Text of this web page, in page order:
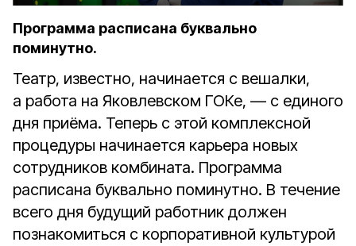
Программа расписана буквально
поминутно.
Театр, известно, начинается с вешалки,
а работа на Яковлевском ГОКе, — с единого
дня приёма. Теперь с этой комплексной
процедуры начинается карьера новых
сотрудников комбината. Программа
расписана буквально поминутно. В течение
всего дня будущий работник должен
познакомиться с корпоративной культурой